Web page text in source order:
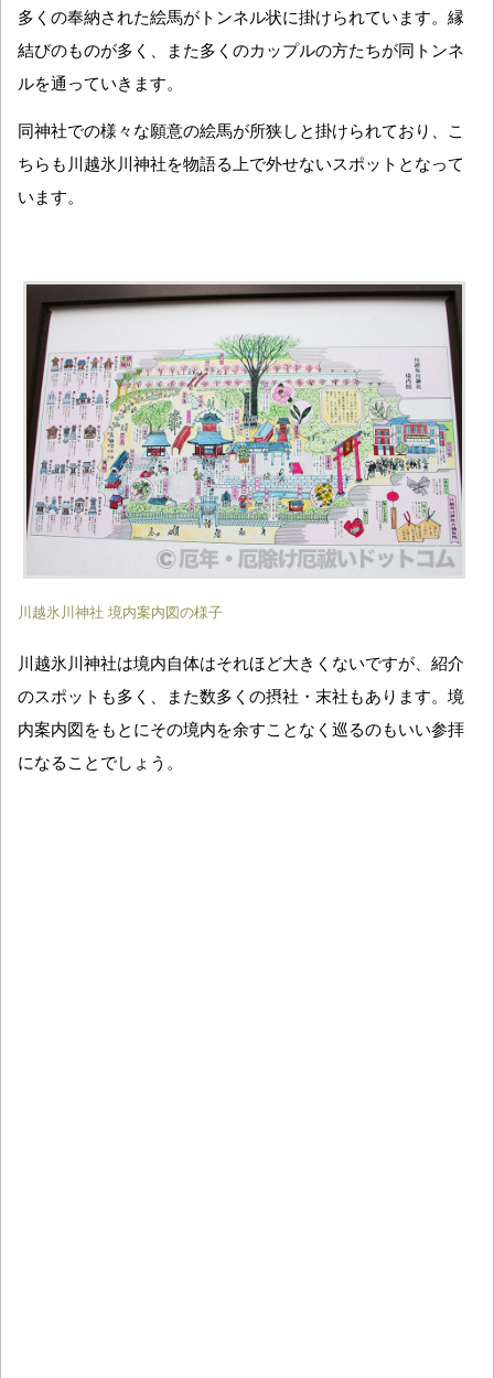
多くの奉納された絵馬がトンネル状に掛けられています。縁
結びのものが多く、また多くのカップルの方たちが同トンネ
ルを通っていきます。
同神社での様々な願意の絵馬が所狭しと掛けられており、こ
ちらも川越氷川神社を物語る上で外せないスポットとなって
います。
川越氷川神社 境内案内図の様子
川越氷川神社は境内自体はそれほど大きくないですが、紹介
のスポットも多く、また数多くの摂社・末社もあります。境
内案内図をもとにその境内を余すことなく巡るのもいい参拝
になることでしょう。